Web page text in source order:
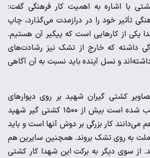
با اشاره به اهمیت کار فرهنگی گفت:
تأثیر خود را در درازمدت می‌گذارد، چاپ
یکی از کارهایی است که پیگیر آن هستیم.
داشته که خارج از تشک نیز رشادت‌های
داشته‌اند و نسل آینده باید نسبت به آن آگاهی
کشتی گیران شهید بر روی دیوارهای
خانه‌های کشتی نصب شده است بیش از ۱۵۰۰ کشتی گیر شهید
می‌دانند کار بزرگی بر دوش آنها است و باید
ملت به روی تشک بروند. همچنین سایرین هم
از سوی دیگر به برکت این شهدا کار کشتی